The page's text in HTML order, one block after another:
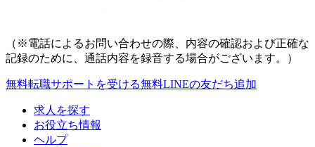
（※電話によるお問い合わせの際、内容の確認および正確な
記録のために、通話内容を録音する場合がございます。）
無料転職サポートを受ける無料LINEの友だち追加
求人を探す
お役立ち情報
ヘルプ